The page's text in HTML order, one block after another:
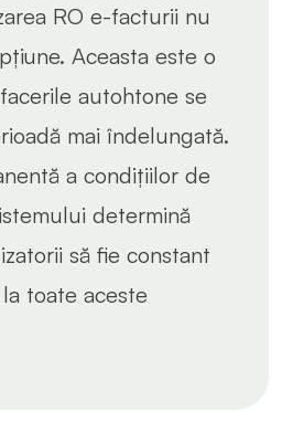
RO e-facturii nu
Aceasta este o
autohtone se
mai îndelungată.
a condițiilor de
determină
să fie constant
toate aceste